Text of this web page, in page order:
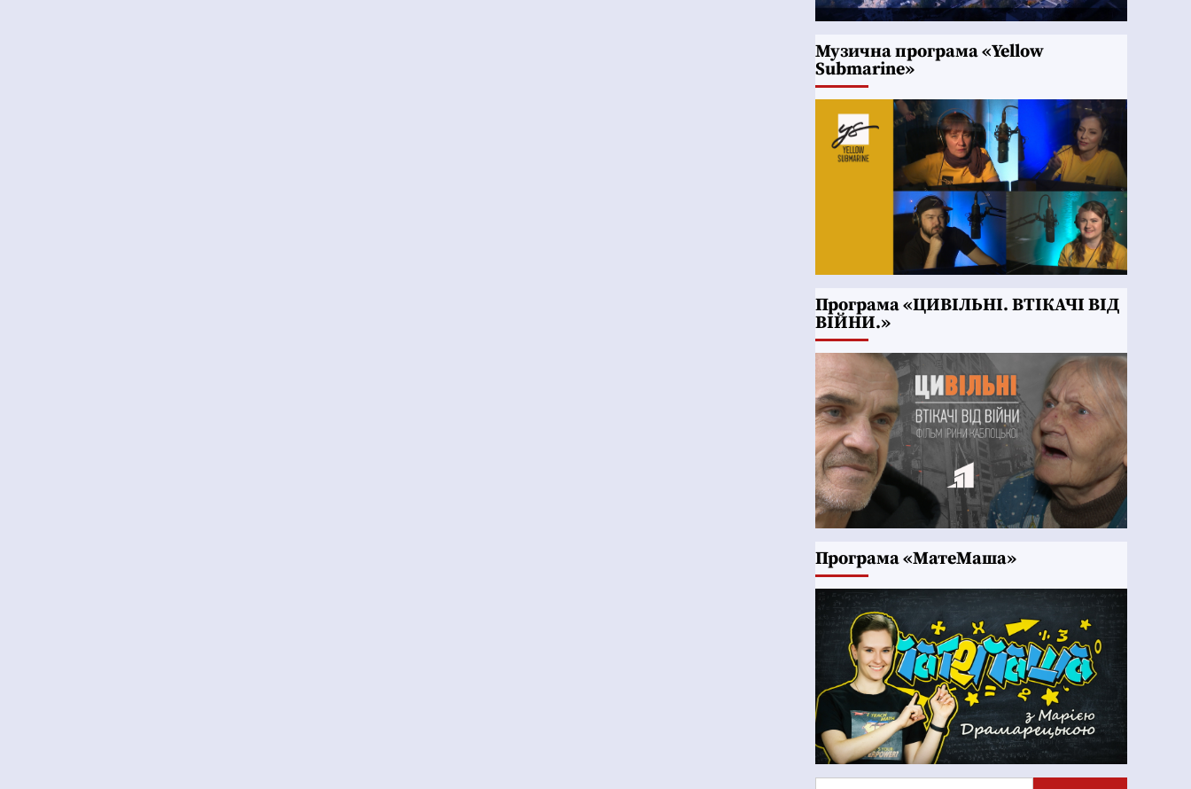
Музична програма «Yellow
Submarine»
Програма «ЦИВІЛЬНІ. ВТІКАЧІ ВІД
ВІЙНИ.»
Програма «МатеМаша»